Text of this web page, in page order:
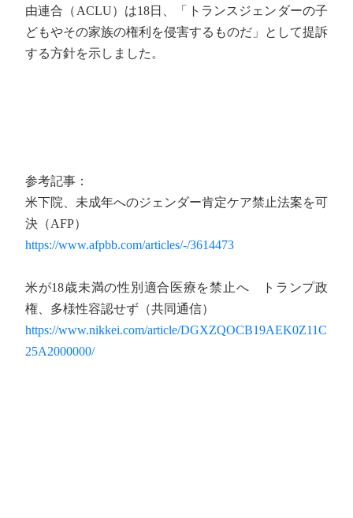
由連合（ACLU）は18日、「トランスジェンダーの子
どもやその家族の権利を侵害するものだ」として提訴
する方針を示しました。
参考記事：
米下院、未成年へのジェンダー肯定ケア禁止法案を可
決（AFP）
https://www.afpbb.com/articles/-/3614473
米が18歳未満の性別適合医療を禁止へ トランプ政
権、多様性容認せず（共同通信）
https://www.nikkei.com/article/DGXZQOCB19AEK0Z11C
25A2000000/